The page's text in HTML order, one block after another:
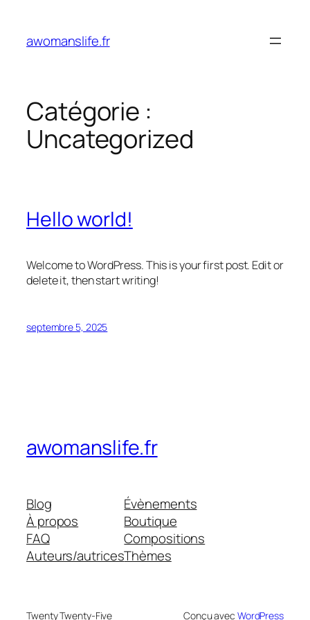
contenu
awomanslife.fr
Catégorie :
Uncategorized
Hello world!
Welcome to WordPress. This is your first post. Edit or
delete it, then start writing!
septembre 5, 2025
awomanslife.fr
Blog
À propos
FAQ
Auteurs/autrices
Évènements
Boutique
Compositions
Thèmes
Twenty Twenty-Five Conçu avec WordPress